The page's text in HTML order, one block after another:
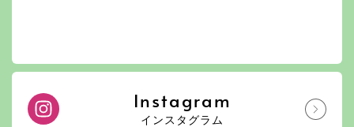
Instagram
インスタグラム